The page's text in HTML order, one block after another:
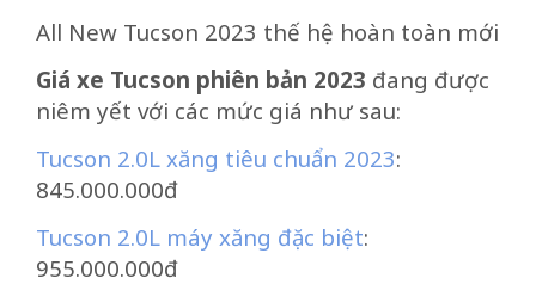
All New Tucson 2023 thế hệ hoàn toàn mới
Giá xe Tucson phiên bản 2023 đang được
niêm yết với các mức giá như sau:
Tucson 2.0L xăng tiêu chuẩn 2023:
845.000.000đ
Tucson 2.0L máy xăng đặc biệt:
955.000.000đ